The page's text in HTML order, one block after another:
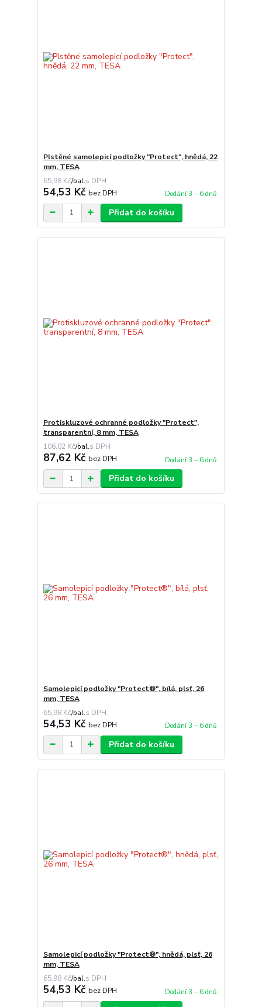
Plstěné samolepicí podložky "Protect", hnědá, 22
mm, TESA
65,98 Kč/bal.
54,53 Kč bez DPH Dodání 3 – 6 dnů
Přidat do košíku
Protiskluzové ochranné podložky "Protect",
transparentní, 8 mm, TESA
106,02 Kč/bal.
87,62 Kč bez DPH Dodání 3 – 6 dnů
Přidat do košíku
Samolepicí podložky "Protect®", bílá, plsť, 26
mm, TESA
65,98 Kč/bal.
54,53 Kč bez DPH Dodání 3 – 6 dnů
Přidat do košíku
Samolepicí podložky "Protect®", hnědá, plsť, 26
mm, TESA
65,98 Kč/bal.
54,53 Kč bez DPH Dodání 3 – 6 dnů